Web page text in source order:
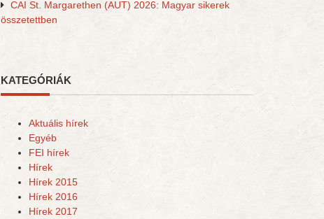
CAI St. Margarethen (AUT) 2026: Magyar sikerek
összetettben
KATEGÓRIÁK
Aktuális hírek
Egyéb
FEI hírek
Hírek
Hírek 2015
Hírek 2016
Hírek 2017